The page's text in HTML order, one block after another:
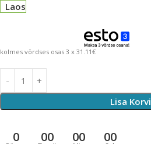
Laos
kolmes võrdses osas 3 x 31.11€
Lisa Korvi
0 00 00 00